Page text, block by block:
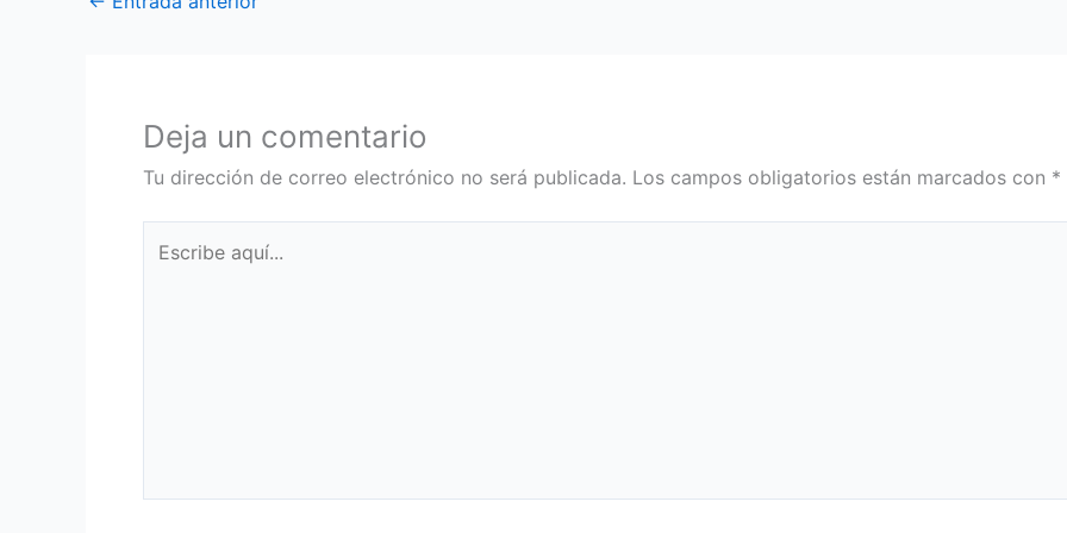
Deja un comentario
Tu dirección de correo electrónico no será publicada. Los campos obligatorios están marcados con *
aquí...